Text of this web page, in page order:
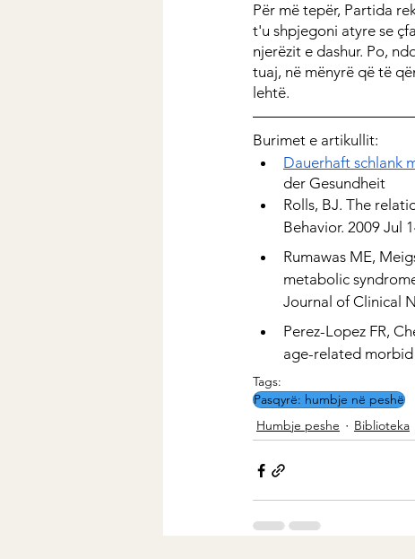
Për më tepër, Partida
t'u shpjegoni atyre se
njerëzit e dashur. Po,
tuaj, në mënyrë që të
lehtë.
Burimet e artikullit:
Dauerhaft schlank
der Gesundheit
Rolls, BJ. The
Behavior. 2009 Jul
Rumawas ME,
metabolic
Journal of Clinical
Perez-Lopez FR,
age-related morbid
Tags:
Pasqyrë: humbje në peshë
Humbje peshe
Biblioteka